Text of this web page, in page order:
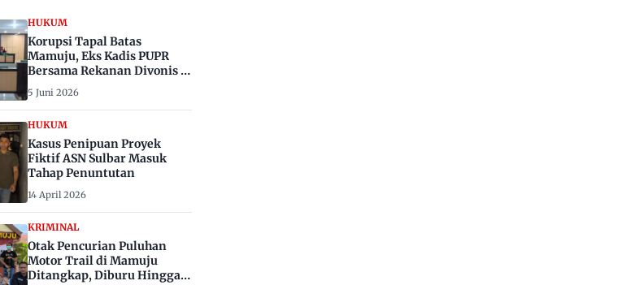
HUKUM
Korupsi Tapal Batas
Mamuju, Eks Kadis PUPR
Bersama Rekanan Divonis 6
dan 8 Tahun Penjara
5 Juni 2026
HUKUM
Kasus Penipuan Proyek
Fiktif ASN Sulbar Masuk
Tahap Penuntutan
14 April 2026
KRIMINAL
Otak Pencurian Puluhan
Motor Trail di Mamuju
Ditangkap, Diburu Hingga